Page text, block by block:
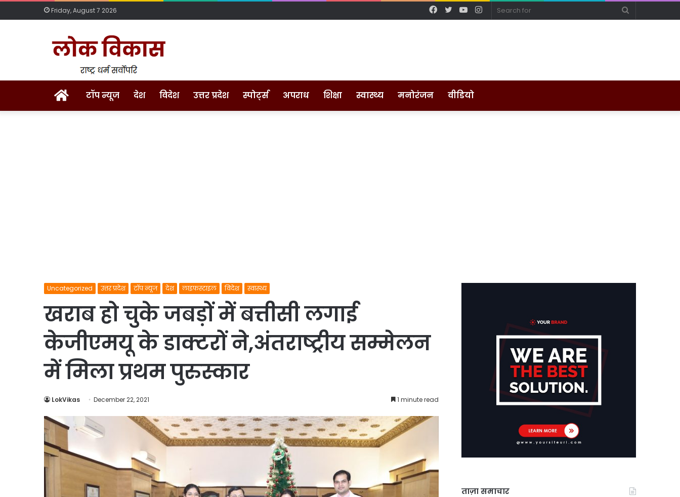
Friday, August 7 2026 Instagram
YouTube
Twitter
Facebook
Homeटॉप न्यूज देश विदेश उत्तर प्रदेश स्पोर्ट्स अपराध शिक्षा स्वास्थ्य मनोरंजन वीडियो
Uncategorized उत्तर प्रदेश टॉप न्यूज देश लाइफस्टाइल विदेश स्वास्थ्य
खराब हो चुके जबड़ों में बत्तीसी लगाई
केजीएमयू के डाक्टरों ने,अंतराष्ट्रीय सम्मेलन
में मिला प्रथम पुरुस्कार
LokVikas December 22, 2021 1 minute read
ताज़ा समाचार